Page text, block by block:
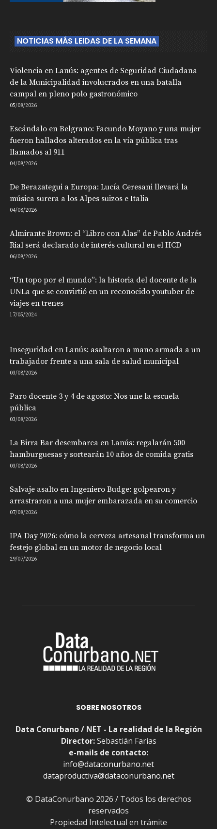
NOTICIAS MÁS LEIDAS DE LA SEMANA
Violencia en Lanús: agentes de Seguridad Ciudadana
de la Municipalidad involucrados en una batalla
campal en pleno polo gastronómico
05/08/2026
Escándalo en Belgrano: Facundo Moyano y una mujer
fueron hallados alterados en la vía pública tras
llamados al 911
04/08/2026
De Berazategui a Europa: Lucía Ceresani llevará la
música surera a los Alpes suizos e Italia
04/08/2026
Almirante Brown: el “Libro con Alas” de Pablo Andrés
Rial será declarado de interés cultural en el HCD
06/08/2026
“Un topo por el mundo”: la historia del docente de la
UNLa que se convirtió en un reconocido youtuber de
viajes en trenes
17/05/2024
Inseguridad en Lanús: asaltaron a mano armada a un
trabajador frente a una sala de salud municipal
03/08/2026
Paro docente 3 y 4 de agosto: Nos une la escuela
pública
03/08/2026
La Birra Bar desembarca en Lanús: regalarán 500
hamburguesas y sortearán 10 años de comida gratis
03/08/2026
Salvaje asalto en Ingeniero Budge: golpearon y
arrastraron a una mujer embarazada en su comercio
07/08/2026
IPA Day 2026: cómo la cerveza artesanal transforma un
festejo global en un motor de negocio local
29/07/2026
SOBRE NOSOTROS
Data Conurbano / NET - La realidad de la Región
Director:Sebastián Farias
e-mails de contacto:
info@dataconurbano.net
dataproductiva@dataconurbano.net
© DataConurbano 2026 / Todos los derechos
reservados
Propiedad Intelectual en trámite